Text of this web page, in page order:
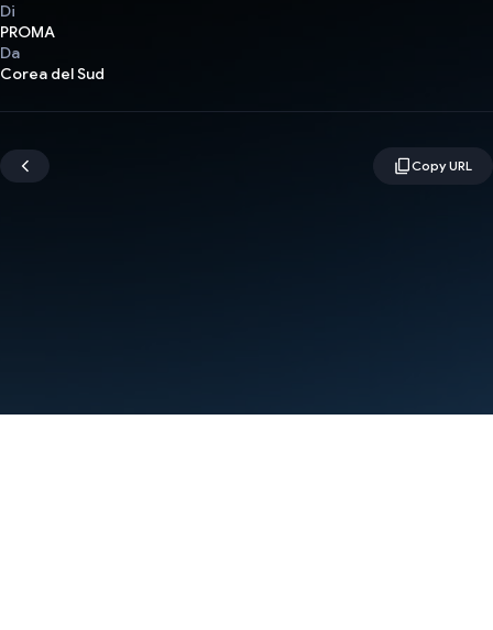
Di
PROMA
Da
Corea del Sud